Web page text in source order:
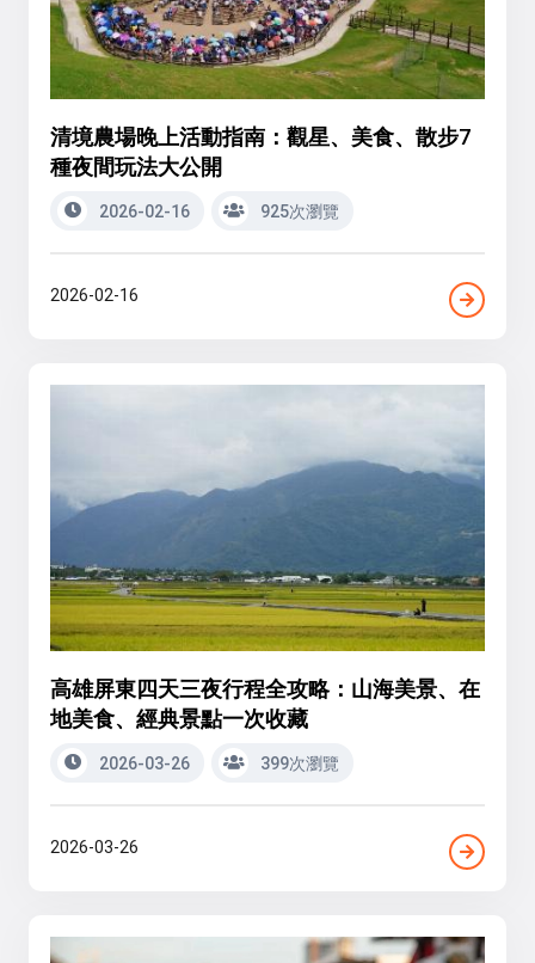
清境農場晚上活動指南：觀星、美食、散步7
種夜間玩法大公開
2026-02-16 925次瀏覽
2026-02-16
高雄屏東四天三夜行程全攻略：山海美景、在
地美食、經典景點一次收藏
2026-03-26 399次瀏覽
2026-03-26